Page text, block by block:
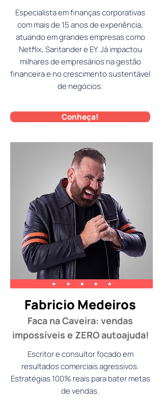
Especialista em finanças corporativas
com mais de 15 anos de experiência,
atuando em grandes empresas como
Netflix, Santander e EY. Já impactou
milhares de empresários na gestão
financeira e no crescimento sustentável
de negócios.
Conheça!
Fabricio Medeiros
Faca na Caveira: vendas
impossíveis e ZERO autoajuda!
Escritor e consultor focado em
resultados comerciais agressivos.
Estratégias 100% reais para bater metas
de vendas.